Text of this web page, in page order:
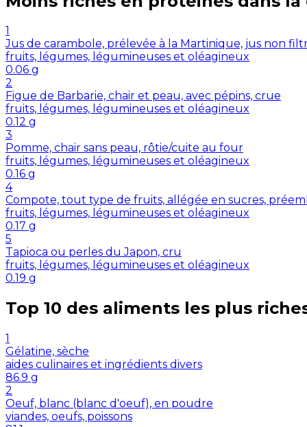
1
Jus de carambole, prélevée à la Martinique, jus non
fruits, légumes, légumineuses et oléagineux
0.06 g
2
Figue de Barbarie, chair et peau, avec pépins, crue
fruits, légumes, légumineuses et oléagineux
0.12 g
3
Pomme, chair sans peau, rôtie/cuite au four
fruits, légumes, légumineuses et oléagineux
0.16 g
4
Compote, tout type de fruits, allégée en sucres,
fruits, légumes, légumineuses et oléagineux
0.17 g
5
Tapioca ou perles du Japon, cru
fruits, légumes, légumineuses et oléagineux
0.19 g
Top 10 des aliments les plus
1
Gélatine, sèche
aides culinaires et ingrédients divers
86.9 g
2
Oeuf, blanc (blanc d'oeuf), en poudre
viandes, oeufs, poissons